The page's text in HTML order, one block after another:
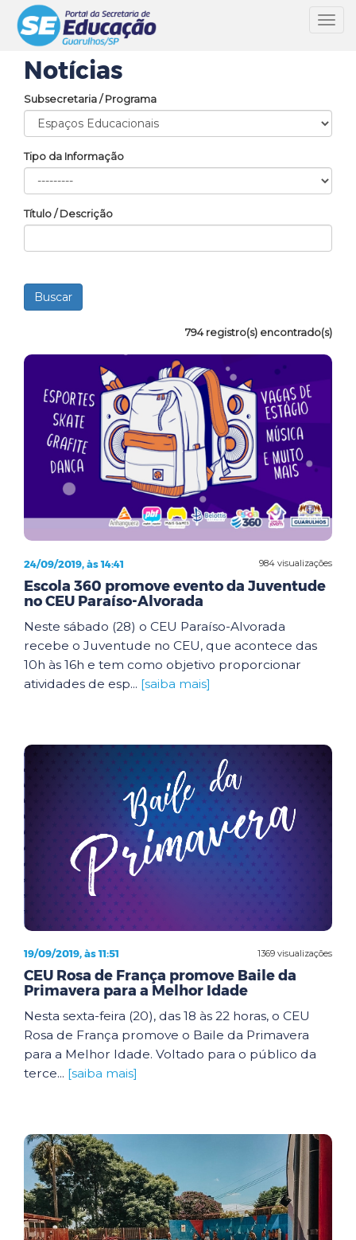
Notícias
Subsecretaria / Programa
Tipo da Informação
Título / Descrição
794 registro(s) encontrado(s)
984 visualizações
24/09/2019, às 14:41
Escola 360 promove evento da Juventude
no CEU Paraíso-Alvorada
Neste sábado (28) o CEU Paraíso-Alvorada
recebe o Juventude no CEU, que acontece das
10h às 16h e tem como objetivo proporcionar
atividades de esp... [saiba mais]
1369 visualizações
19/09/2019, às 11:51
CEU Rosa de França promove Baile da
Primavera para a Melhor Idade
Nesta sexta-feira (20), das 18 às 22 horas, o CEU
Rosa de França promove o Baile da Primavera
para a Melhor Idade. Voltado para o público da
terce... [saiba mais]